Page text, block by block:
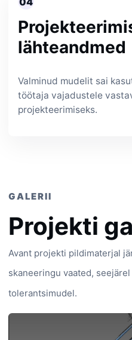
lähteandmed
Valminud mudelit sai
töötaja vajadustele
projekteerimiseks.
GALERII
Projekti
Avant projekti pildimaterjal
skaneeringu vaated, seejärel
tolerantsimudel.